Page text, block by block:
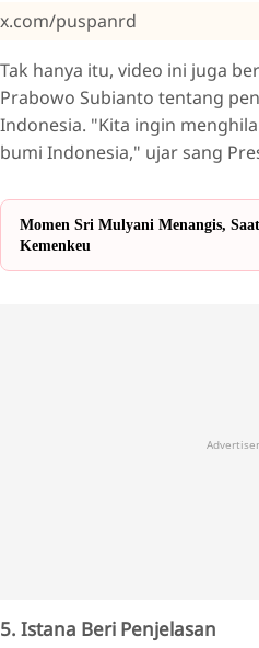
x.com/puspanrd
Tak hanya itu, video ini juga
Prabowo Subianto tentang
Indonesia. "Kita ingin
bumi Indonesia," ujar sang
Momen Sri Mulyani Menangis,
Kemenkeu
5. Istana Beri Penjelasan